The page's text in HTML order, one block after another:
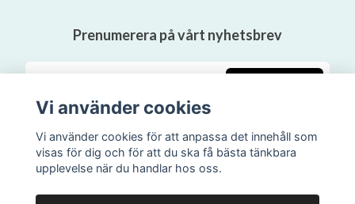
Prenumerera på vårt nyhetsbrev
Vi använder cookies
Vi använder cookies för att anpassa det innehåll som
visas för dig och för att du ska få bästa tänkbara
upplevelse när du handlar hos oss.